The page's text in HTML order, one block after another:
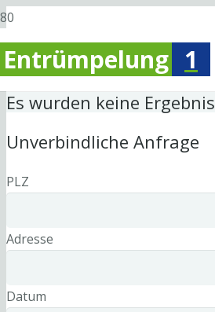
Entrümpelung 1
Es wurden keine
Unverbindliche Anfrage
PLZ
Adresse
Datum